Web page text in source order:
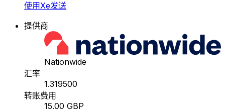
使用Xe发送
提供商
Nationwide
汇率
1.319500
转账费用
15.00 GBP